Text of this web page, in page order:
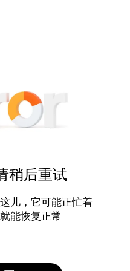
稍后重试
儿，它可能正忙着
能恢复正常